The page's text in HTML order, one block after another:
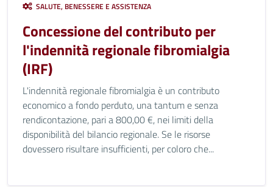
SALUTE, BENESSERE E ASSISTENZA
Concessione del contributo per
l'indennità regionale fibromialgia
(IRF)
L'indennità regionale fibromialgia è un contributo
economico a fondo perduto, una tantum e senza
rendicontazione, pari a 800,00 €, nei limiti della
disponibilità del bilancio regionale. Se le risorse
dovessero risultare insufficienti, per coloro che...